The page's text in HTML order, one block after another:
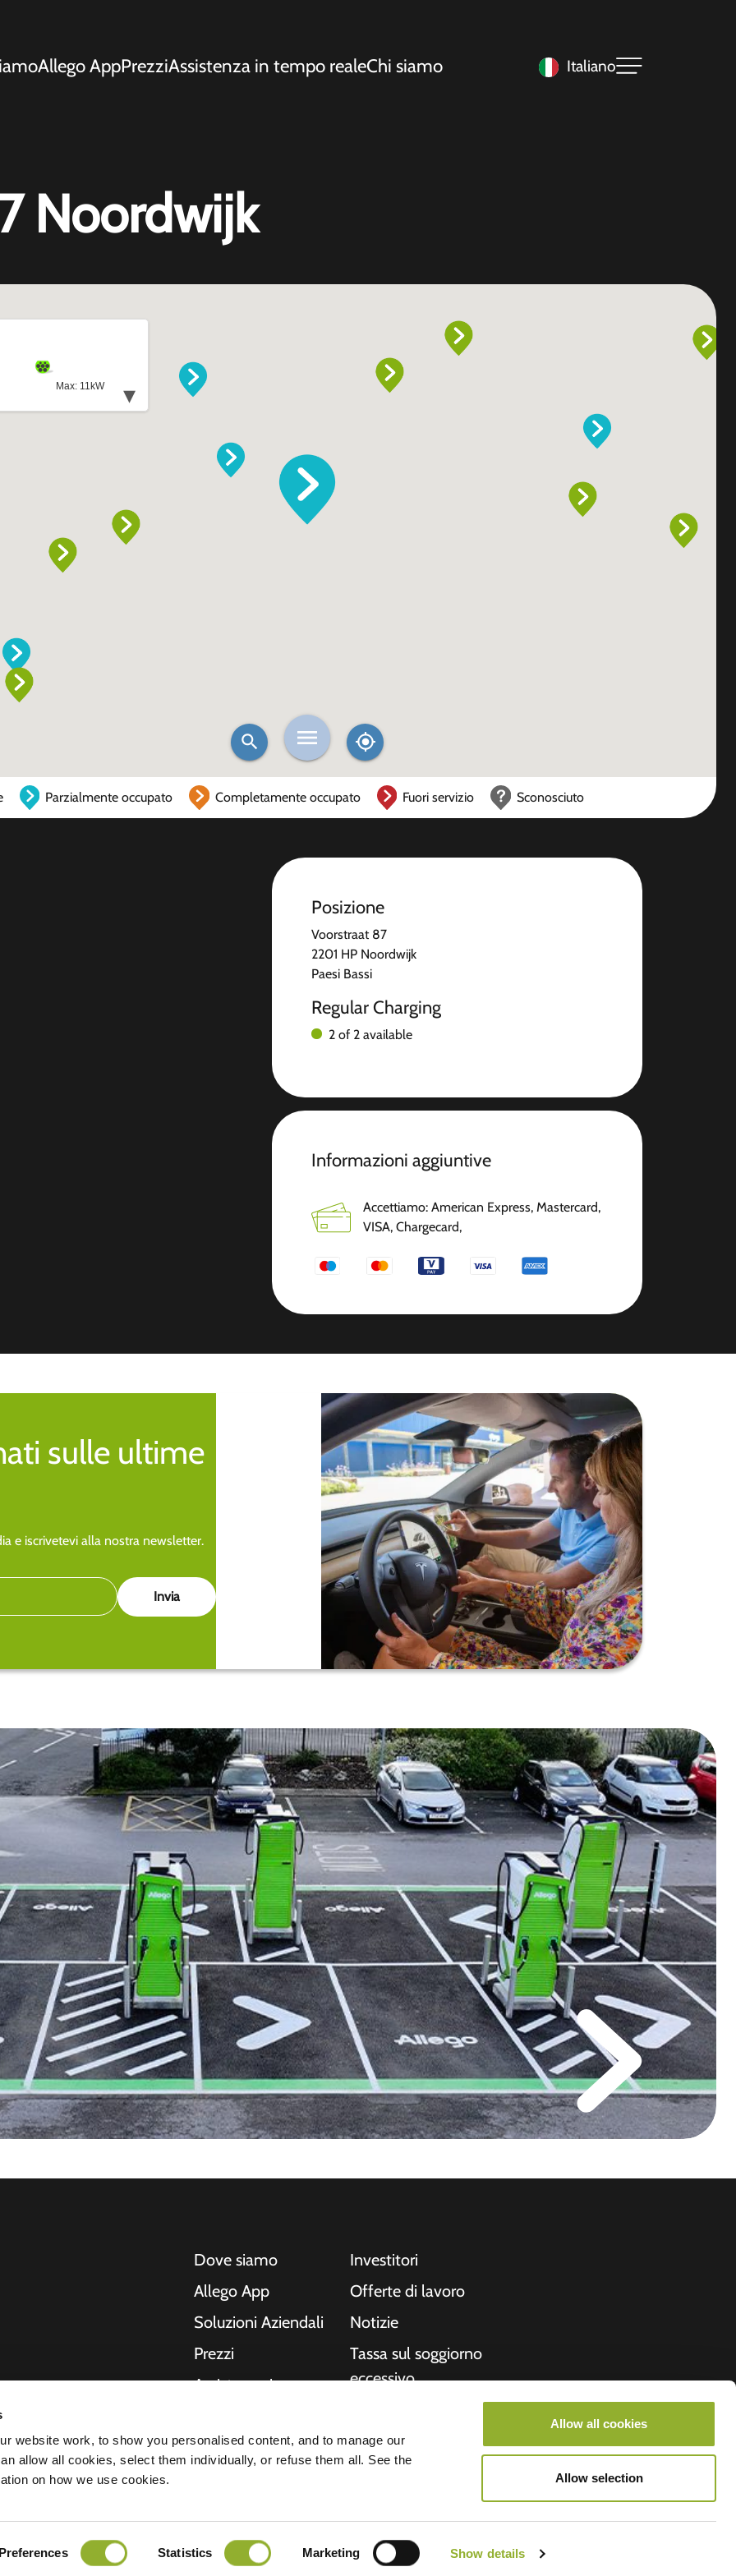
website work, to show you personalised content, and to manage our
allow all cookies, select them individually, or refuse them all. See the
on how we use cookies.
Preferences Statistics Marketing Show details
Allow all cookies
Allow selection
Allego AppPrezziAssistenza in tempo realeChi siamo Italiano
Noordwijk
Parzialmente occupato Completamente occupato Fuori servizio Sconosciuto
Posizione
Voorstraat 87
2201 HP Noordwijk
Paesi Bassi
Regular Charging
2 of 2 available
Informazioni aggiuntive
Accettiamo: American Express, Mastercard,
VISA, Chargecard,
sulle ultime
e iscrivetevi alla nostra newsletter.
autobus e
nostre soluzioni
e le città
bisogno, mentre
Dove siamo
Allego App
Soluzioni Aziendali
Prezzi
Assistenza in
NMBS
Fornitori
Investitori
Offerte di lavoro
Notizie
Tassa sul soggiorno
eccessivo
Informazioni su di
noi
Tutti i diritti riservati © 2026 - Allego B.V.
sulla privacy